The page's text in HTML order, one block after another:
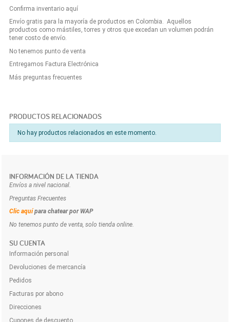
Confirma inventario aquí
Envío gratis para la mayoría de productos en Colombia. Aquellos
productos como mástiles, torres y otros que excedan un volumen podrán
tener costo de envío.
No tenemos punto de venta
Entregamos Factura Electrónica
Más preguntas frecuentes
PRODUCTOS RELACIONADOS
No hay productos relacionados en este momento.
INFORMACIÓN DE LA TIENDA
Envíos a nivel nacional.
Preguntas Frecuentes
Clic aquí para chatear por WAP
No tenemos punto de venta, solo tienda online.
SU CUENTA
Información personal
Devoluciones de mercancía
Pedidos
Facturas por abono
Direcciones
Cupones de descuento